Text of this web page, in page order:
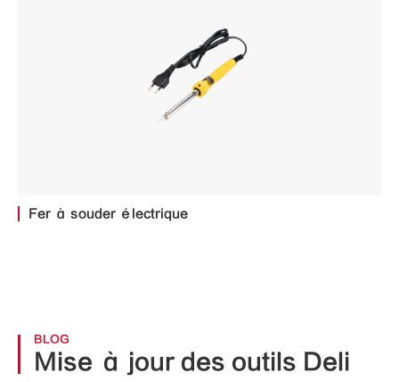
Fer à souder électrique
BLOG
Mise à jour des outils Deli